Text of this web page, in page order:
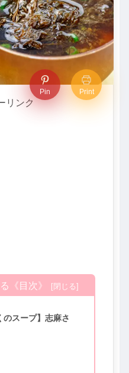
Pin Print
リンク
《目次》
のスープ】志麻さ